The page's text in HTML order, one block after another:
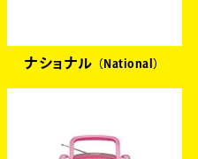
ナショナル National